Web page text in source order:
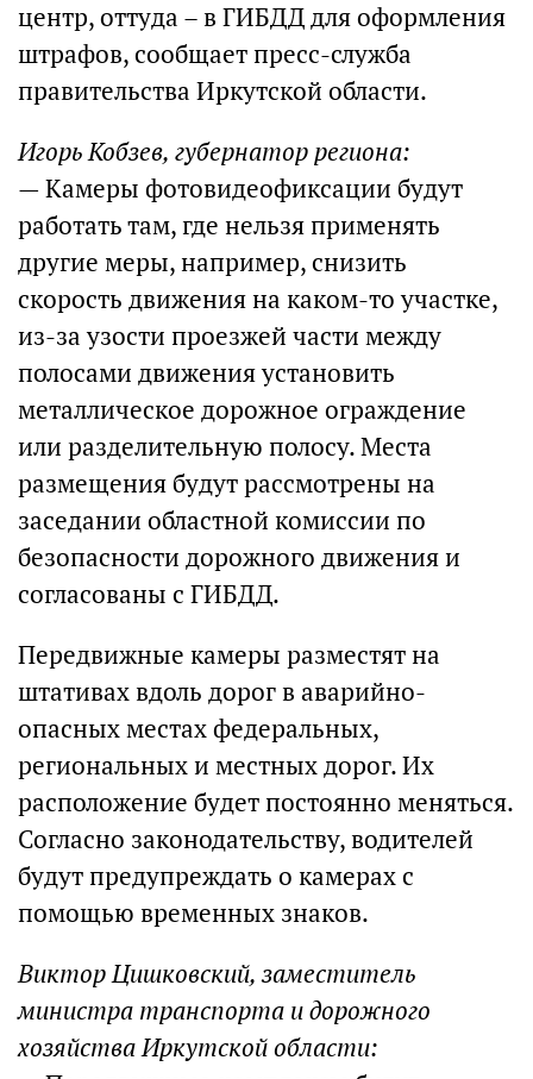
центр, оттуда – в ГИБДД для оформления
штрафов, сообщает пресс-служба
правительства Иркутской области.
Игорь Кобзев, губернатор региона:
— Камеры фотовидеофиксации будут
работать там, где нельзя применять
другие меры, например, снизить
скорость движения на каком-то участке,
из-за узости проезжей части между
полосами движения установить
металлическое дорожное ограждение
или разделительную полосу. Места
размещения будут рассмотрены на
заседании областной комиссии по
безопасности дорожного движения и
согласованы с ГИБДД.
Передвижные камеры разместят на
штативах вдоль дорог в аварийно-
опасных местах федеральных,
региональных и местных дорог. Их
расположение будет постоянно меняться.
Согласно законодательству, водителей
будут предупреждать о камерах с
помощью временных знаков.
Виктор Цишковский, заместитель
министра транспорта и дорожного
хозяйства Иркутской области: